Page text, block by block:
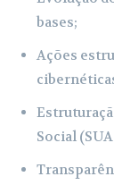
bases;
Ações
Social